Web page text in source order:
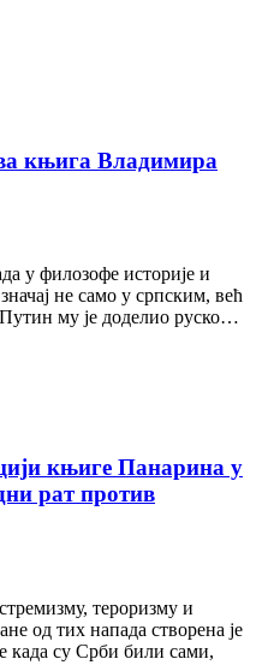
књига Владимира
у филозофе историје и
не само у српским, већ
му је доделио руско…
књиге Панарина у
рат против
тероризму и
од тих напада створена је
када су Срби били сами,